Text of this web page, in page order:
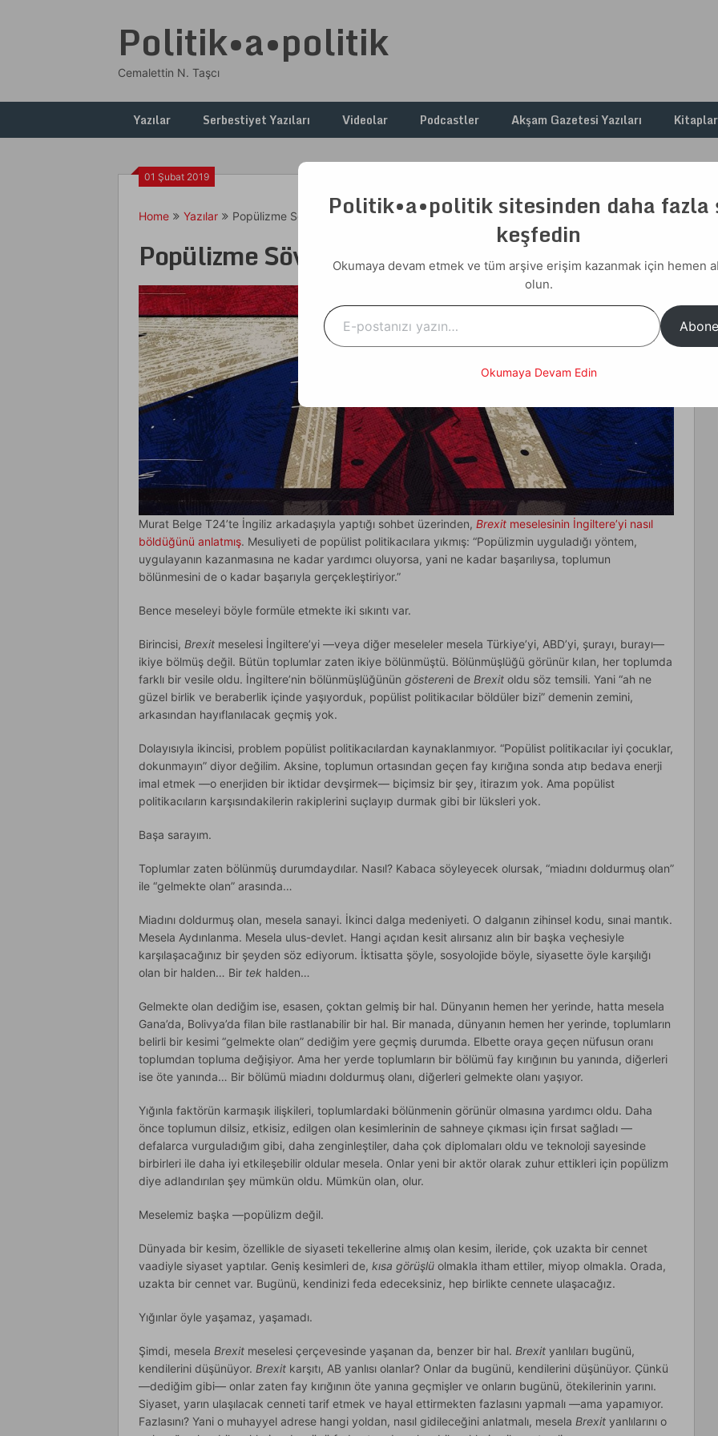
Politik•a•politik
Cemalettin N. Taşcı
Yazılar Serbestiyet Yazıları Videolar Podcastler Akşam Gazetesi Yazıları Kitaplar
01 Şubat 2019
Home Yazılar Popülizme Sövelim, Rahat Edelim
Popülizme Sövelim, Rahat Edelim
Murat Belge T24’te İngiliz arkadaşıyla yaptığı sohbet üzerinden, Brexit meselesinin İngiltere’yi nasıl
böldüğünü anlatmış. Mesuliyeti de popülist politikacılara yıkmış: “Popülizmin uyguladığı yöntem,
uygulayanın kazanmasına ne kadar yardımcı oluyorsa, yani ne kadar başarılıysa, toplumun
bölünmesini de o kadar başarıyla gerçekleştiriyor.”
Bence meseleyi böyle formüle etmekte iki sıkıntı var.
Birincisi, Brexit meselesi İngiltere’yi —veya diğer meseleler mesela Türkiye’yi, ABD’yi, şurayı, burayı—
ikiye bölmüş değil. Bütün toplumlar zaten ikiye bölünmüştü. Bölünmüşlüğü görünür kılan, her toplumda
farklı bir vesile oldu. İngiltere’nin bölünmüşlüğünün göstereni de Brexit oldu söz temsili. Yani “ah ne
güzel birlik ve beraberlik içinde yaşıyorduk, popülist politikacılar böldüler bizi” demenin zemini,
arkasından hayıflanılacak geçmiş yok.
Dolayısıyla ikincisi, problem popülist politikacılardan kaynaklanmıyor. “Popülist politikacılar iyi çocuklar,
dokunmayın” diyor değilim. Aksine, toplumun ortasından geçen fay kırığına sonda atıp bedava enerji
imal etmek —o enerjiden bir iktidar devşirmek— biçimsiz bir şey, itirazım yok. Ama popülist
politikacıların karşısındakilerin rakiplerini suçlayıp durmak gibi bir lüksleri yok.
Başa sarayım.
Toplumlar zaten bölünmüş durumdaydılar. Nasıl? Kabaca söyleyecek olursak, “miadını doldurmuş olan”
ile “gelmekte olan” arasında…
Miadını doldurmuş olan, mesela sanayi. İkinci dalga medeniyeti. O dalganın zihinsel kodu, sınai mantık.
Mesela Aydınlanma. Mesela ulus-devlet. Hangi açıdan kesit alırsanız alın bir başka veçhesiyle
karşılaşacağınız bir şeyden söz ediyorum. İktisatta şöyle, sosyolojide böyle, siyasette öyle karşılığı
olan bir halden… Bir tek halden…
Gelmekte olan dediğim ise, esasen, çoktan gelmiş bir hal. Dünyanın hemen her yerinde, hatta mesela
Gana’da, Bolivya’da filan bile rastlanabilir bir hal. Bir manada, dünyanın hemen her yerinde, toplumların
belirli bir kesimi “gelmekte olan” dediğim yere geçmiş durumda. Elbette oraya geçen nüfusun oranı
toplumdan topluma değişiyor. Ama her yerde toplumların bir bölümü fay kırığının bu yanında, diğerleri
ise öte yanında… Bir bölümü miadını doldurmuş olanı, diğerleri gelmekte olanı yaşıyor.
Yığınla faktörün karmaşık ilişkileri, toplumlardaki bölünmenin görünür olmasına yardımcı oldu. Daha
önce toplumun dilsiz, etkisiz, edilgen olan kesimlerinin de sahneye çıkması için fırsat sağladı —
defalarca vurguladığım gibi, daha zenginleştiler, daha çok diplomaları oldu ve teknoloji sayesinde
birbirleri ile daha iyi etkileşebilir oldular mesela. Onlar yeni bir aktör olarak zuhur ettikleri için popülizm
diye adlandırılan şey mümkün oldu. Mümkün olan, olur.
Meselemiz başka —popülizm değil.
Dünyada bir kesim, özellikle de siyaseti tekellerine almış olan kesim, ileride, çok uzakta bir cennet
vaadiyle siyaset yaptılar. Geniş kesimleri de, kısa görüşlü olmakla itham ettiler, miyop olmakla. Orada,
uzakta bir cennet var. Bugünü, kendinizi feda edeceksiniz, hep birlikte cennete ulaşacağız.
Yığınlar öyle yaşamaz, yaşamadı.
Şimdi, mesela Brexit meselesi çerçevesinde yaşanan da, benzer bir hal. Brexit yanlıları bugünü,
kendilerini düşünüyor. Brexit karşıtı, AB yanlısı olanlar? Onlar da bugünü, kendilerini düşünüyor. Çünkü
—dediğim gibi— onlar zaten fay kırığının öte yanına geçmişler ve onların bugünü, ötekilerinin yarını.
Siyaset, yarın ulaşılacak cenneti tarif etmek ve hayal ettirmekten fazlasını yapmalı —ama yapamıyor.
Fazlasını? Yani o muhayyel adrese hangi yoldan, nasıl gidileceğini anlatmalı, mesela Brexit yanlılarını o
Politik•a•politik sitesinden daha fazla
keşfedin
Okumaya devam etmek ve tüm arşive erişim kazanmak için hemen
olun.
E-postanızı yazın…
Okumaya Devam Edin